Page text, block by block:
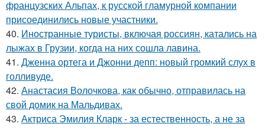
французских Альпах, к русской гламурной компании
присоединились новые участники.
40. Иностранные туристы, включая россиян, катались на
лыжах в Грузии, когда на них сошла лавина.
41. Дженна ортега и Джонни депп: новый громкий слух в
голливуде.
42. Анастасия Волочкова, как обычно, отправилась на
свой домик на Мальдивах.
43. Актриса Эмилия Кларк - за естественность, а не за